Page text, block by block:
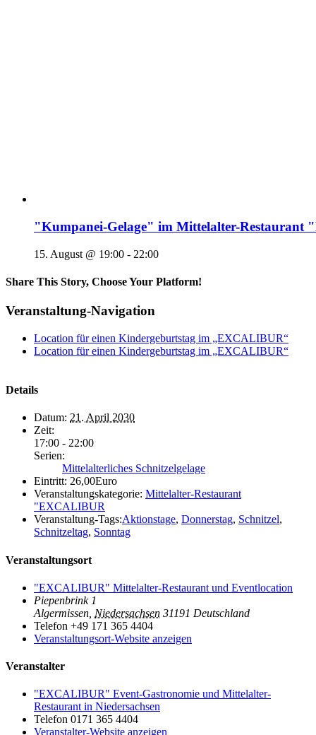
"Kumpanei-Gelage" im Mittelalter-
15. August @ 19:00 - 22:00
Share This Story, Choose Your Platform!
Veranstaltung-Navigation
Location für einen Kindergeburtstag im „EXCALIBUR“
Location für einen Kindergeburtstag im „EXCALIBUR“
Details
Datum: 21. April 2030
Zeit:
17:00 - 22:00
Serien:
Mittelalterliches Schnitzelgelage
Eintritt: 26,00Euro
Veranstaltungskategorie: Mittelalter-Restaurant
"EXCALIBUR
Veranstaltung-Tags:Aktionstage, Donnerstag, Schnitzel,
Schnitzeltag, Sonntag
Veranstaltungsort
"EXCALIBUR" Mittelalter-Restaurant und Eventlocation
Piepenbrink 1
Algermissen Niedersachsen 31191 Deutschland
Telefon +49 171 365 4404
Veranstaltungsort-Website anzeigen
Veranstalter
"EXCALIBUR" Event-Gastronomie und Mittelalter-
Restaurant in Niedersachsen
Telefon 0171 365 4404
Veranstalter-Website anzeigen